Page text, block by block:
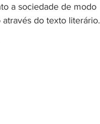
a sociedade de modo
do texto literário.